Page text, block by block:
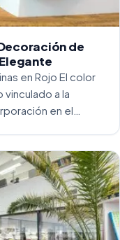
de
en Rojo El color
a la
en el